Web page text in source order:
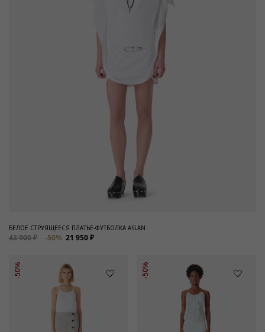
БЕЛОЕ СТРУЯЩЕЕСЯ ПЛАТЬЕ-ФУТБОЛКА ASLAN
43 900 ₽ -50% 21 950 ₽
-50% -50%